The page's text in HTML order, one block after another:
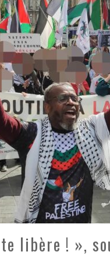
LA GUERRE SIONISTE,
LA BANALITÉ DU MAL
libère ! »,